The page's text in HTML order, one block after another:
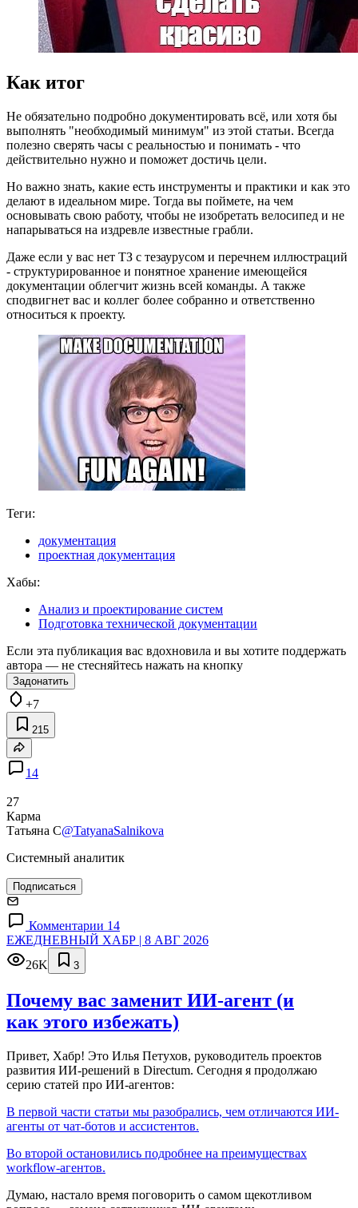
Как итог
Не обязательно подробно документировать всё, или хотя бы
выполнять "необходимый минимум" из этой статьи. Всегда
полезно сверять часы с реальностью и понимать - что
действительно нужно и поможет достичь цели.
Но важно знать, какие есть инструменты и практики и как это
делают в идеальном мире. Тогда вы поймете, на чем
основывать свою работу, чтобы не изобретать велосипед и не
напарываться на издревле известные грабли.
Даже если у вас нет ТЗ с тезаурусом и перечнем иллюстраций
- структурированное и понятное хранение имеющейся
документации облегчит жизнь всей команды. А также
сподвигнет вас и коллег более собранно и ответственно
относиться к проекту.
Теги:
документация
проектная документация
Хабы:
Анализ и проектирование систем
Подготовка технической документации
Если эта публикация вас вдохновила и вы хотите поддержать
автора — не стесняйтесь нажать на кнопку
Задонатить
+7
215
14
27
Карма
Татьяна С@TatyanaSalnikova
Системный аналитик
Подписаться
Комментарии 14
ЕЖЕДНЕВНЫЙ ХАБР | 8 АВГ 2026
26K
3
Почему вас заменит ИИ‑агент (и
как этого избежать)
Привет, Хабр! Это Илья Петухов, руководитель проектов
развития ИИ-решений в Directum. Сегодня я продолжаю
серию статей про ИИ-агентов:
В первой части статьи мы разобрались, чем отличаются ИИ-
агенты от чат-ботов и ассистентов.
Во второй остановились подробнее на преимуществах
workflow-агентов.
Думаю, настало время поговорить о самом щекотливом